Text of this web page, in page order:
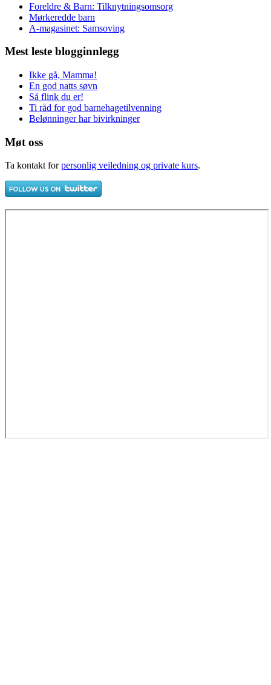
Foreldre & Barn: Tilknytningsomsorg
Mørkeredde barn
A-magasinet: Samsoving
Mest leste blogginnlegg
Ikke gå, Mamma!
En god natts søvn
Så flink du er!
Ti råd for god barnehagetilvenning
Belønninger har bivirkninger
Møt oss
Ta kontakt forpersonlig veiledning og private kurs.